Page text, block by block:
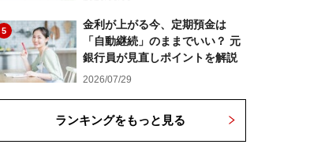
5
金利が上がる今、定期預金は
「自動継続」のままでいい？ 元
銀行員が見直しポイントを解説
2026/07/29
ランキングをもっと見る